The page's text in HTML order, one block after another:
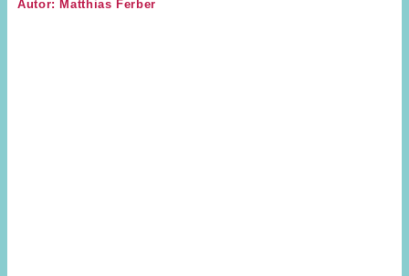
Autor: Matthias Ferber